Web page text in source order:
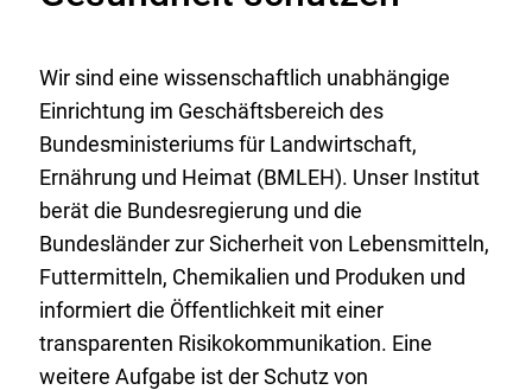
Wir sind eine wissenschaftlich unabhängige
Einrichtung im Geschäftsbereich des
Bundesministeriums für Landwirtschaft,
Ernährung und Heimat (BMLEH). Unser Institut
berät die Bundesregierung und die
Bundesländer zur Sicherheit von Lebensmitteln,
Futtermitteln, Chemikalien und Produken und
informiert die Öffentlichkeit mit einer
transparenten Risikokommunikation. Eine
weitere Aufgabe ist der Schutz von